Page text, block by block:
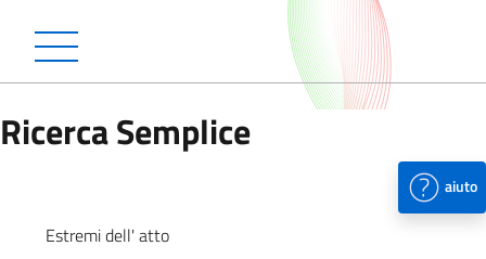
Normattiva Regioni -
Ricerca Semplice
aiuto
Estremi dell' atto